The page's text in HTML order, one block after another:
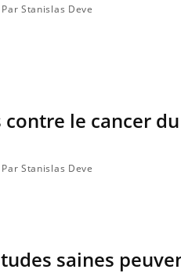
Par Stanislas Deve
le cancer
Par Stanislas Deve
saines